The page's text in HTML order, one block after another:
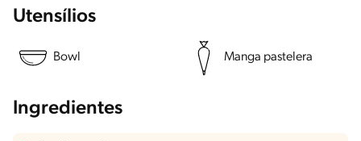
Utensílios
Bowl Manga pastelera
Ingredientes